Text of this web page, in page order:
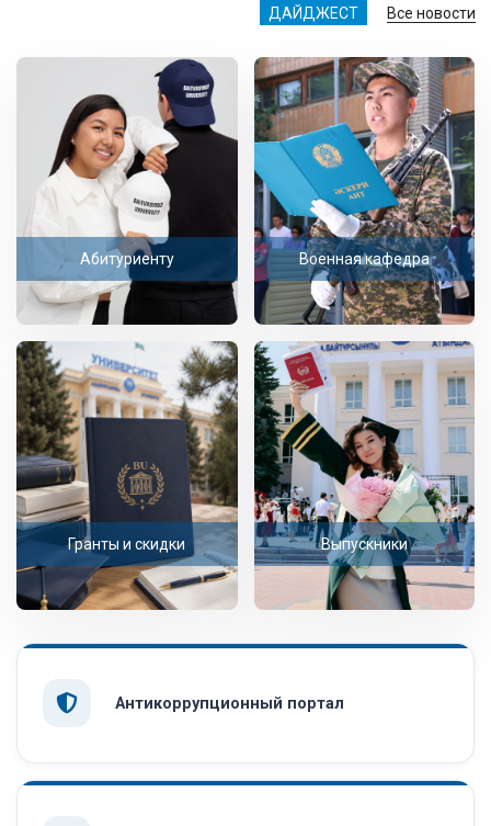
ДАЙДЖЕСТ Все новости
Абитуриенту Военная кафедра
Гранты и скидки Выпускники
Антикоррупционный портал